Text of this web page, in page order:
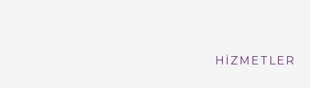
HİZMETLER